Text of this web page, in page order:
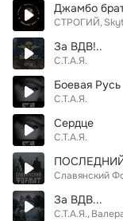
Джамбо
СТРОГИЙ
За ВДВ!..
С.Т.А.Я.
Боевая Русь
С.Т.А.Я.
Сердце
С.Т.А.Я.
Славянский
За ВДВ...
С.Т.А.Я.